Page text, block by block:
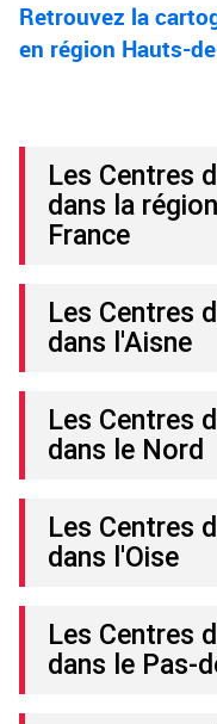
Retrouvez la
en région Hauts-
Les Centres
dans la
France
Les Centres
dans l'Aisne
Les Centres
dans le Nord
Les Centres
dans l'Oise
Les Centres
dans le Pas-